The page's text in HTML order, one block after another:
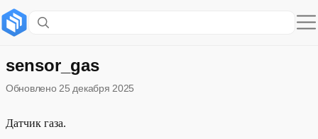
Пример описания модели датчика газа
Пример описания датчика газа пользователя
sensor_gas
Обновлено 25 декабря 2025
Датчик газа.